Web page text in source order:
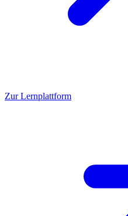
Zur Lernplattform